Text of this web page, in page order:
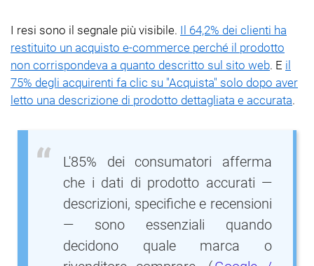
I resi sono il segnale più visibile. Il 64,2% dei clienti ha
restituito un acquisto e-commerce perché il prodotto
non corrispondeva a quanto descritto sul sito web. E il
75% degli acquirenti fa clic su "Acquista" solo dopo aver
letto una descrizione di prodotto dettagliata e accurata.
L'85% dei consumatori afferma
che i dati di prodotto accurati —
descrizioni, specifiche e recensioni
— sono essenziali quando
decidono quale marca o